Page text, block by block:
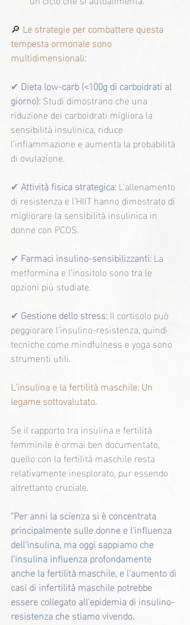
🔎 Le strategie per combattere questa
tempesta ormonale sono
multidimensionali:
✔ Dieta low-carb (<100g di carboidrati al
giorno): Studi dimostrano che una
riduzione dei carboidrati migliora la
sensibilità insulinica, riduce
l’infiammazione e aumenta la probabilità
di ovulazione.
✔ Attività fisica strategica: L’allenamento
di resistenza e l’HIIT hanno dimostrato di
migliorare la sensibilità insulinica in
donne con PCOS.
✔ Farmaci insulino-sensibilizzanti: La
metformina e l’inositolo sono tra le
opzioni più studiate.
✔ Gestione dello stress: Il cortisolo può
peggiorare l’insulino-resistenza, quindi
tecniche come mindfulness e yoga sono
strumenti utili.
L'insulina e la fertilità maschile: Un
legame sottovalutato.
Se il rapporto tra insulina e fertilità
femminile è ormai ben documentato,
quello con la fertilità maschile resta
relativamente inesplorato, pur essendo
altrettanto cruciale.
"Per anni la scienza si è concentrata
principalmente sulle donne e l'influenza
dell'insulina, ma oggi sappiamo che
l'insulina influenza profondamente
anche la fertilità maschile, e l'aumento di
casi di infertilità maschile potrebbe
essere collegato all'epidemia di insulino-
resistenza che stiamo vivendo.